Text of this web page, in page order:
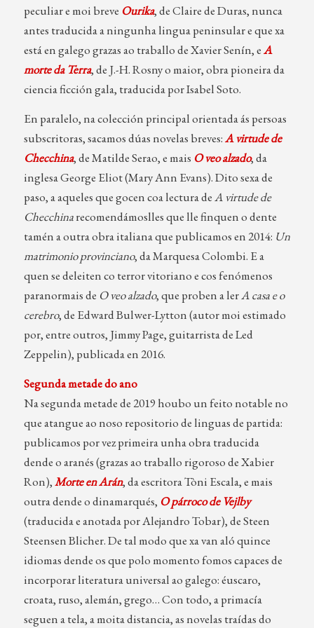
peculiar e moi breve Ourika, de Claire de Duras, nunca
antes traducida a ningunha lingua peninsular e que xa
está en galego grazas ao traballo de Xavier Senín, eA
morte da Terra, de J.-H. Rosny o maior, obra pioneira da
ciencia ficción gala, traducida por Isabel Soto.
En paralelo, na colección principal orientada ás persoas
subscritoras, sacamos dúas novelas breves:A virtude de
Checchina, de Matilde Serao, e mais O veo alzado, da
inglesa George Eliot (Mary Ann Evans). Dito sexa de
paso, a aqueles que gocen coa lectura deA virtude de
Checchinarecomendámoslles que lle finquen o dente
tamén a outra obra italiana que publicamos en 2014: Un
matrimonio provinciano, da Marquesa Colombi. E a
quen se deleiten co terror vitoriano e cos fenómenos
paranormais de O veo alzado, que proben a lerA casa e o
cerebro, de Edward Bulwer-Lytton (autor moi estimado
por, entre outros, Jimmy Page, guitarrista de Led
Zeppelin), publicada en 2016.
Segunda metade do ano
Na segunda metade de 2019 houbo un feito notable no
que atangue ao noso repositorio de linguas de partida:
publicamos por vez primeira unha obra traducida
dende o aranés (grazas ao traballo rigoroso de Xabier
Ron),Morte en Arán, da escritora Tòni Escala, e mais
outra dende o dinamarqués, O párroco de Vejlby
(traducida e anotada por Alejandro Tobar), de Steen
Steensen Blicher. De tal modo que xa van aló quince
idiomas dende os que polo momento fomos capaces de
incorporar literatura universal ao galego: éuscaro,
croata, ruso, alemán, grego… Con todo, a primacía
seguen a tela, a moita distancia, as novelas traídas do